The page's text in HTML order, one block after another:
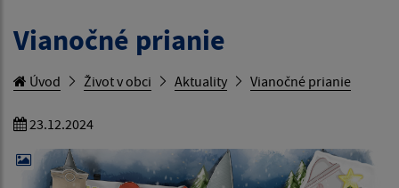
Vianočné prianie
Úvod Život v obci Aktuality Vianočné prianie
23.12.2024